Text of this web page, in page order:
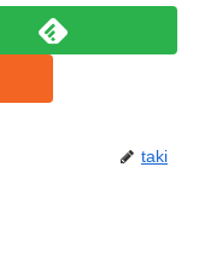
taki